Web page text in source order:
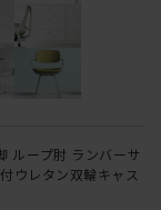
ループ肘 ランバーサ
ウレタン双輪キャス